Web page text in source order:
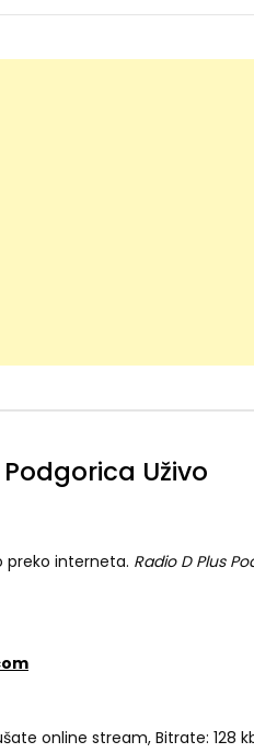
Uživo
preko interneta. Radio D Plus
online stream, Bitrate: 128